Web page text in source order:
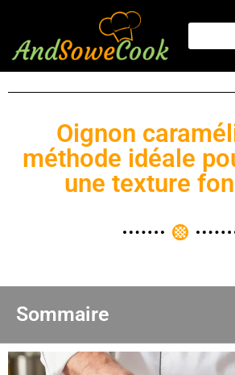
Oignon
méthode idéale
une texture
Sommaire